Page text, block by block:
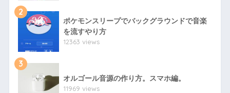
2
ポケモンスリープでバックグラウンドで音楽
を流すやり方
12363 views
3
オルゴール音源の作り方。スマホ編。
11969 views